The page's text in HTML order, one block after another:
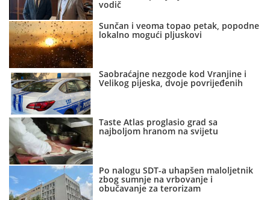
vodič
Sunčan i veoma topao petak, popodne
lokalno mogući pljuskovi
Saobraćajne nezgode kod Vranjine i
Velikog pijeska, dvoje povrijeđenih
Taste Atlas proglasio grad sa
najboljom hranom na svijetu
Po nalogu SDT-a uhapšen maloljetnik
zbog sumnje na vrbovanje i
obučavanje za terorizam